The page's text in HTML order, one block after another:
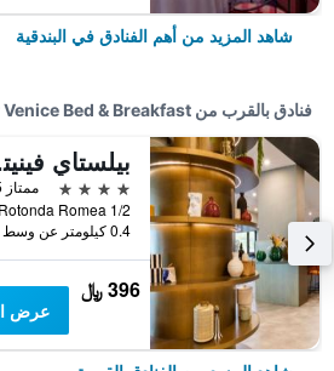
شاهد المزيد من أهم الفنادق في البندقية
فنادق بالقرب من Dear Venice Bed & Breakfast
4 نجوم
ممتاز 8.5
0.4 كيلومتر عن وسط المدينة
396 ﷼
عرض